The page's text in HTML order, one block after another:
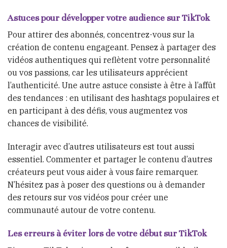
Astuces pour développer votre audience sur TikTok
Pour attirer des abonnés, concentrez-vous sur la
création de contenu engageant. Pensez à partager des
vidéos authentiques qui reflètent votre personnalité
ou vos passions, car les utilisateurs apprécient
l’authenticité. Une autre astuce consiste à être à l’affût
des tendances : en utilisant des hashtags populaires et
en participant à des défis, vous augmentez vos
chances de visibilité.
Interagir avec d’autres utilisateurs est tout aussi
essentiel. Commenter et partager le contenu d’autres
créateurs peut vous aider à vous faire remarquer.
N’hésitez pas à poser des questions ou à demander
des retours sur vos vidéos pour créer une
communauté autour de votre contenu.
Les erreurs à éviter lors de votre début sur TikTok